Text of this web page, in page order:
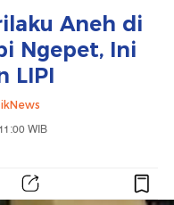
Aneh di
Ngepet, Ini
LIPI
WIB